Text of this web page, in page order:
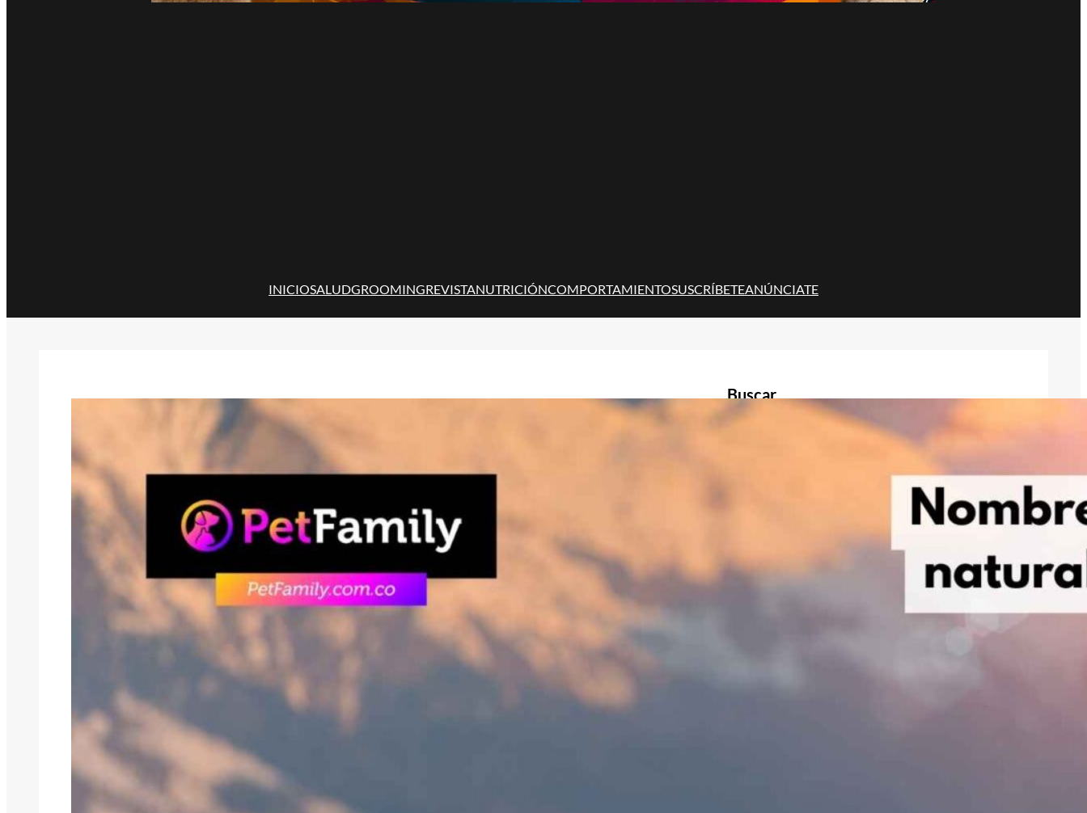
INICIOSALUDGROOMINGREVISTANUTRICIÓNCOMPORTAMIENTOSUSCRÍBETEANÚNCIATE
Buscar